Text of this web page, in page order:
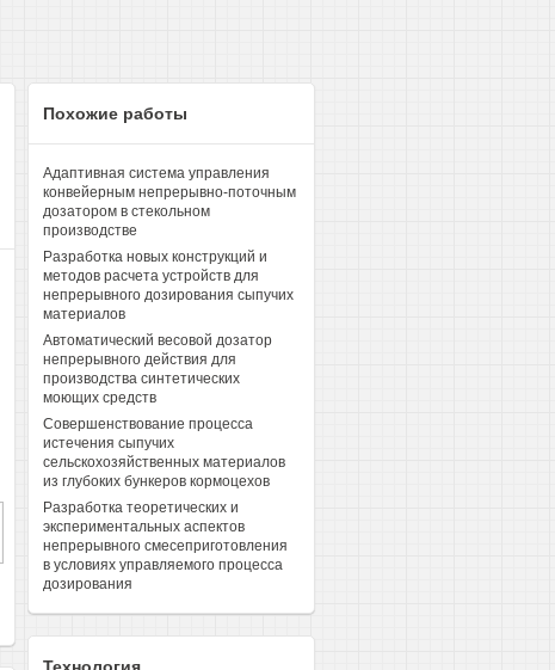
Похожие работы
Адаптивная система управления
конвейерным непрерывно-поточным
дозатором в стекольном
производстве
Разработка новых конструкций и
методов расчета устройств для
непрерывного дозирования сыпучих
материалов
Автоматический весовой дозатор
непрерывного действия для
производства синтетических
моющих средств
Совершенствование процесса
истечения сыпучих
сельскохозяйственных материалов
из глубоких бункеров кормоцехов
Разработка теоретических и
экспериментальных аспектов
непрерывного смесеприготовления
в условиях управляемого процесса
дозирования